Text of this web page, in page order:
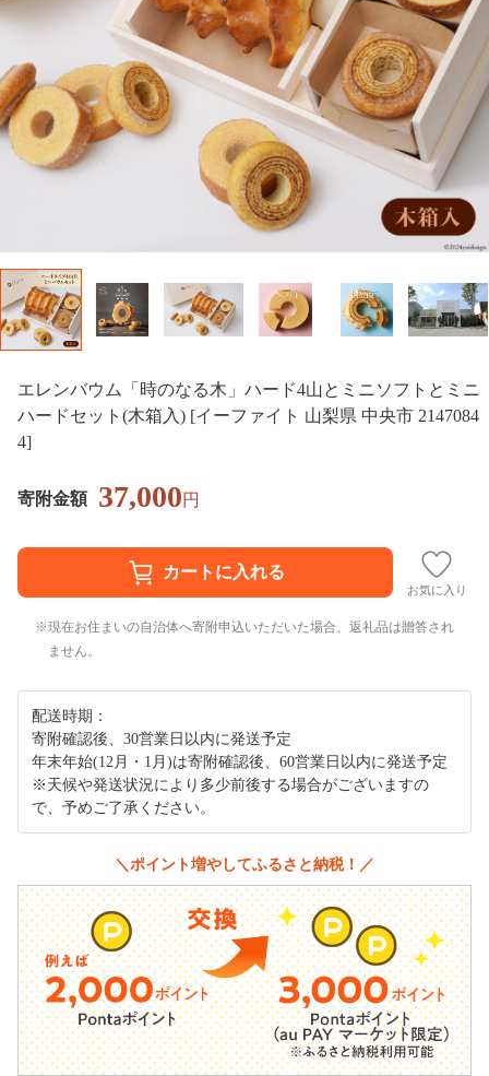
エレンバウム「時のなる木」ハード4山とミニソフトとミニ
ハードセット(木箱入) [イーファイト 山梨県 中央市 2147084
4]
寄附金額 37,000円
お気に入り
現在お住まいの自治体へ寄附申込いただいた場合、返礼品は贈答され
ません。
配送時期：
寄附確認後、30営業日以内に発送予定
年末年始(12月・1月)は寄附確認後、60営業日以内に発送予定
※天候や発送状況により多少前後する場合がございますの
で、予めご了承ください。
＼ポイント増やしてふるさと納税！／